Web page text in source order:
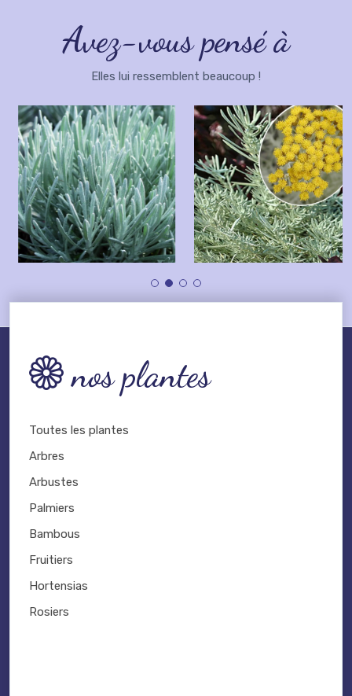
Avez-vous pensé à
Elles lui ressemblent beaucoup !
nos plantes
Toutes les plantes
Arbres
Arbustes
Palmiers
Bambous
Fruitiers
Hortensias
Rosiers